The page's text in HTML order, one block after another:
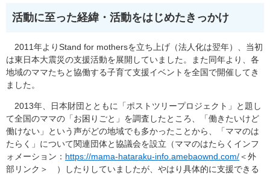
活動に至った経緯・活動をはじめたきっかけ
2011年よりStand for mothersを立ち上げ（法人化は翌年）、当初
は東日本大震災の支援活動を展開していました。また同年より、各
地域のママたちと協働する子育て支援イベントを全国で開催してき
ました。
2013年、日本財団とともに「ポストツリープロジェクト」と題し
て全国のママの「お困りごと」を調査したところ、「働きたいけど
働けない」という声がどの地域でも多かったことから、「ママのは
たらく」について関連団体と協議会を設立（ママのはたらくインフ
ォメーション： https://mama-hataraku-info.amebaownd.com/＜外
部リンク＞
）したりしていましたが、やはり具体的に支援できる